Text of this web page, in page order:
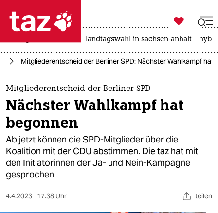
 taz zahl ich
taz zahl ich
themen
politik
öko
gesellschaft
kultur
sport

taz zahl ich
landtagswahl in sachsen-anhalt
Mitgliederentscheid der Berliner SPD: Nächster Wahlkampf hat
Mitgliederentscheid der Berliner SPD
Nächster Wahlkampf hat
begonnen
Ab jetzt können die SPD-Mitglieder über die
Koalition mit der CDU abstimmen. Die taz hat mit
den Initiatorinnen der Ja- und Nein-Kampagne
gesprochen.
4.4.2023 17:38 Uhr teilen